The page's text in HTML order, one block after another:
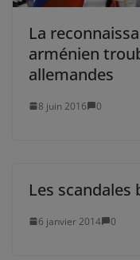
La
arménien
allemandes
8 juin 2016 0
Les scandales
6 janvier 2014 0